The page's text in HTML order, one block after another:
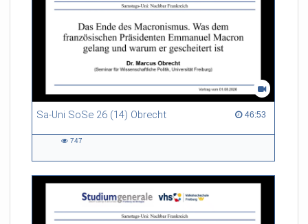
Sa-Uni SoSe 26 (14) Obrecht 46:53
46:53 duration
747